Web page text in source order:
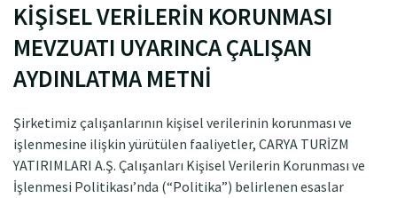
KİŞİSEL VERİLERİN KORUNMASI
MEVZUATI UYARINCA ÇALIŞAN
AYDINLATMA METNİ
Şirketimiz çalışanlarının kişisel verilerinin korunması ve
işlenmesine ilişkin yürütülen faaliyetler, CARYA TURİZM
YATIRIMLARI A.Ş. Çalışanları Kişisel Verilerin Korunması ve
İşlenmesi Politikası’nda (“Politika”) belirlenen esaslar